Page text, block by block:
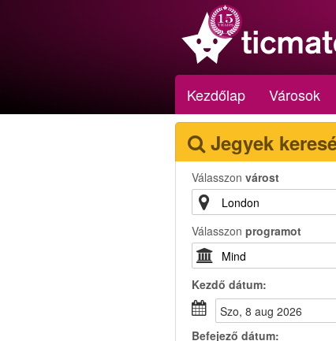
Kezdőlap Városok
Jegyek
Válasszon várost
Válasszon programot
Kezdő dátum:
szo, 8 aug 2026
Befejező dátum: